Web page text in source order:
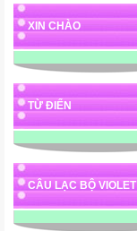
XIN CHÀO
TỪ ĐIỂN
CÂU LẠC BỘ VIOLET